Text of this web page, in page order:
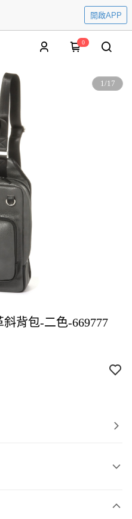
開啟APP
0
1/17
背包-二色-669777